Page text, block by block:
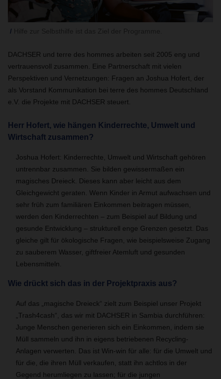
DACHSER und terre des hommes arbeiten seit 2005 eng und
vertrauensvoll zusammen. Eine Partnerschaft mit vielen
Perspektiven und Vernetzungen: Fragen an Joshua Hofert, der
als Vorstand Kommunikation bei terre des hommes Deutschland
e.V. die Projekte mit DACHSER steuert.
Herr Hofert, wie hängen Kinderrechte, Umwelt und
Wirtschaft zusammen?
Joshua Hofert: Kinderrechte, Umwelt und Wirtschaft gehören
untrennbar zusammen. Sie bilden gewissermaßen ein
magisches Dreieck. Dieses kann aber leicht aus dem
Gleichgewicht geraten. Wenn Kinder in Armut aufwachsen und
sehr früh zum familiären Einkommen beitragen müssen,
werden den Kinderrechten – zum Beispiel auf Bildung und
gesunde Entwicklung – strukturell enge Grenzen gesetzt. Das
gleiche gilt für ökologische Fragen, wie beispielsweise Zugang
zu sauberem Wasser, giftfreier Atemluft und gesunden
Lebensmitteln.
Wie drückt sich das in der Projektpraxis aus?
Auf das „magische Dreieck“ zielt zum Beispiel unser Projekt
„Trash4cash“, das wir mit DACHSER in Sambia durchführen:
Junge Menschen generieren sich ein Einkommen, indem sie
Müll sammeln und ihn in eigens betriebenen Recycling-
Anlagen verwerten. Das ist Win-win für alle: für die Umwelt und
für die, die ihren Müll verkaufen, statt ihn achtlos in der
Gegend herumliegen zu lassen; für die jungen